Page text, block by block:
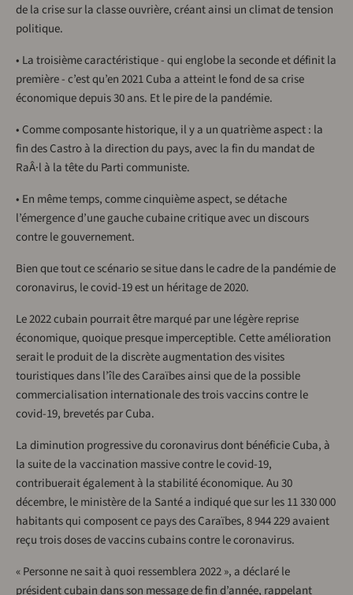
de la crise sur la classe ouvrière, créant ainsi un climat de tension
politique.
• La troisième caractéristique - qui englobe la seconde et définit la
première - c’est qu’en 2021 Cuba a atteint le fond de sa crise
économique depuis 30 ans. Et le pire de la pandémie.
• Comme composante historique, il y a un quatrième aspect : la
fin des Castro à la direction du pays, avec la fin du mandat de
RaÂ·l à la tête du Parti communiste.
• En même temps, comme cinquième aspect, se détache
l’émergence d’une gauche cubaine critique avec un discours
contre le gouvernement.
Bien que tout ce scénario se situe dans le cadre de la pandémie de
coronavirus, le covid-19 est un héritage de 2020.
Le 2022 cubain pourrait être marqué par une légère reprise
économique, quoique presque imperceptible. Cette amélioration
serait le produit de la discrète augmentation des visites
touristiques dans l’île des Caraïbes ainsi que de la possible
commercialisation internationale des trois vaccins contre le
covid-19, brevetés par Cuba.
La diminution progressive du coronavirus dont bénéficie Cuba, à
la suite de la vaccination massive contre le covid-19,
contribuerait également à la stabilité économique. Au 30
décembre, le ministère de la Santé a indiqué que sur les 11 330 000
habitants qui composent ce pays des Caraïbes, 8 944 229 avaient
reçu trois doses de vaccins cubains contre le coronavirus.
« Personne ne sait à quoi ressemblera 2022 », a déclaré le
président cubain dans son message de fin d’année, rappelant